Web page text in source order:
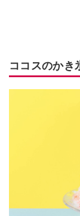
ココスのかき